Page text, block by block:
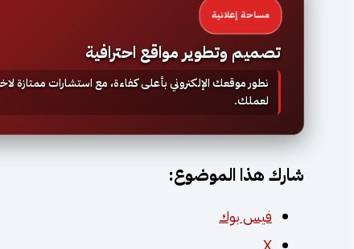
مساحة إعلانية
تصميم وتطوير مواقع احترافية
نطور موقعك الإلكتروني بأعلى كفاءة، مع استشارات ممتازة
لعملك.
شارك هذا الموضوع:
فيس بوك